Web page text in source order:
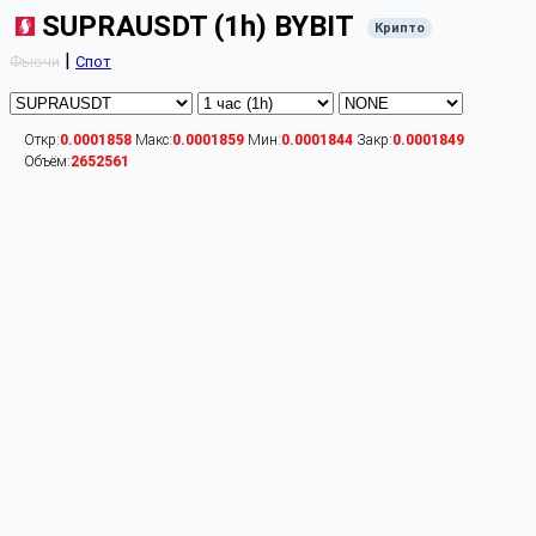
SUPRAUSDT (1h) BYBIT Крипто
Фьючи | Спот
Откр:0.0001858 Макс:0.0001859 Мин:0.0001844 Закр:0.0001849
Объём:2652561